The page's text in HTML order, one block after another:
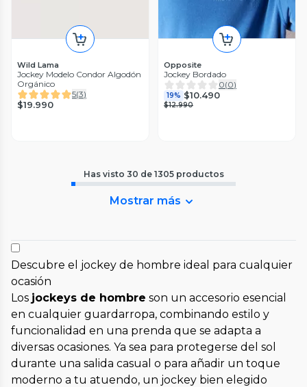
Wild Lama
Jockey Modelo Condor Algodón
Orgánico
5(3)
$19.990
Opposite
Jockey Bordado
0(0)
19% $10.490
$12.990
Has visto 30 de 1305 productos
Mostrar más
Descubre el jockey de hombre ideal para cualquier
ocasión
Los jockeys de hombre son un accesorio esencial
en cualquier guardarropa, combinando estilo y
funcionalidad en una prenda que se adapta a
diversas ocasiones. Ya sea para protegerse del sol
durante una salida casual o para añadir un toque
moderno a tu atuendo, un jockey bien elegido